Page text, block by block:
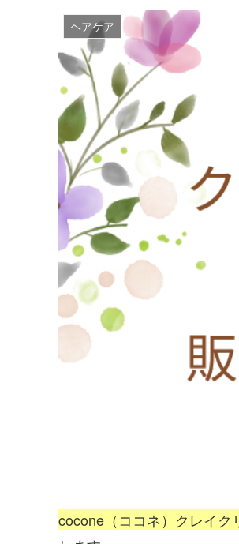
ヘアケア
cocone（ココネ）クレイ